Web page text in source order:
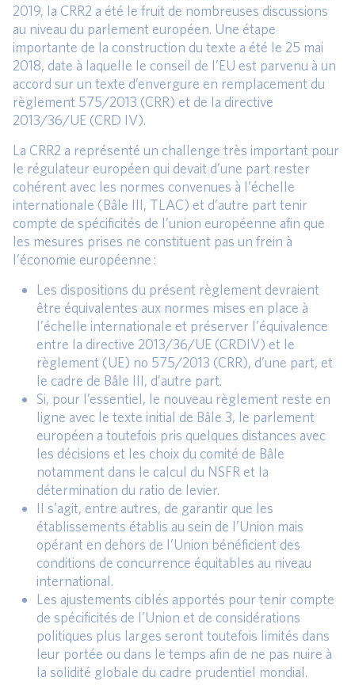
2019, la CRR2 a été le fruit de nombreuses discussions
au niveau du parlement européen. Une étape
importante de la construction du texte a été le 25 mai
2018, date à laquelle le conseil de l’EU est parvenu à un
accord sur un texte d’envergure en remplacement du
règlement 575/2013 (CRR) et de la directive
2013/36/UE (CRD IV).
La CRR2 a représenté un challenge très important pour
le régulateur européen qui devait d’une part rester
cohérent avec les normes convenues à l’échelle
internationale (Bâle III, TLAC) et d’autre part tenir
compte de spécificités de l’union européenne afin que
les mesures prises ne constituent pas un frein à
l’économie européenne :
Les dispositions du présent règlement devraient
être équivalentes aux normes mises en place à
l’échelle internationale et préserver l’équivalence
entre la directive 2013/36/UE (CRDIV) et le
règlement (UE) no 575/2013 (CRR), d’une part, et
le cadre de Bâle III, d’autre part.
Si, pour l’essentiel, le nouveau règlement reste en
ligne avec le texte initial de Bâle 3, le parlement
européen a toutefois pris quelques distances avec
les décisions et les choix du comité de Bâle
notamment dans le calcul du NSFR et la
détermination du ratio de levier.
Il s’agit, entre autres, de garantir que les
établissements établis au sein de l’Union mais
opérant en dehors de l’Union bénéficient des
conditions de concurrence équitables au niveau
international.
Les ajustements ciblés apportés pour tenir compte
de spécificités de l’Union et de considérations
politiques plus larges seront toutefois limités dans
leur portée ou dans le temps afin de ne pas nuire à
la solidité globale du cadre prudentiel mondial.